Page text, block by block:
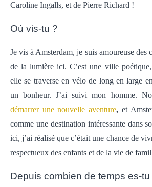
Caroline Ingalls, et de Pierre Richard !
Où vis-tu ?
Je vis à Amsterdam, je suis amoureuse des
de la lumière ici. C’est une ville
elle se traverse en vélo de long en large
un bonheur. J’ai suivi mon homme.
démarrer une nouvelle aventure, et
comme une destination intéressante dans
ici, j’ai réalisé que c’était une chance de
respectueux des enfants et de la vie de
Depuis combien de temps es-